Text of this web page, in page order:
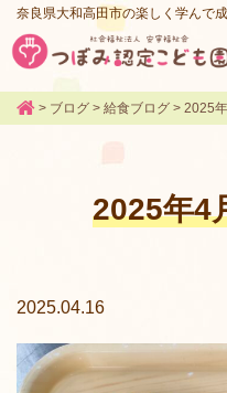
奈良県大和高田市の楽しく学んで
> ブログ > 給食ブログ > 2025
2025年4
2025.04.16